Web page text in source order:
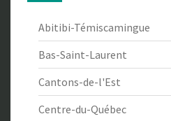
Abitibi-Témiscamingue
Bas-Saint-Laurent
Cantons-de-l'Est
Centre-du-Québec